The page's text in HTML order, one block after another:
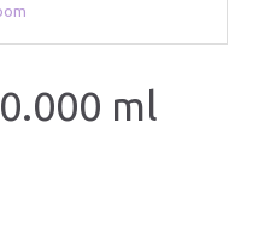
ml